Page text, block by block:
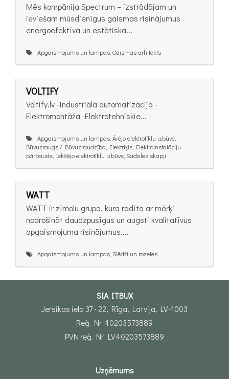
Mēs kompānija Spectrum – izstrādājam un
ieviešam mūsdienīgus gaismas risinājumus
energoefektīva un estētiska...
Apgaismojums un lampas, Gaismas arhitekts
VOLTIFY
Voltify.lv -Industriālā automatizācija -
Elektromontāža -Elektrotehniskie...
Apgaismojums un lampas, Ārējo elektrotīklu izbūve,
Būvuzraugs / Būvuzraudzība, Elektriķis, Elektroinstalāciju
pārbaude, Iekšējo elektrotīklu izbūve, Sadales skapji
WATT
WATT ir zīmolu grupa, kura radīta ar mērķi
nodrošināt daudzpusīgus un augsti kvalitatīvus
apgaismojuma risinājumus....
Apgaismojums un lampas, Slēdži un rozetes
SIA ITBUX
Jersikas iela 37 - 22, Rīga, Latvija, LV-1003
Reģ. Nr. 40203573889
PVN reģ. Nr. LV40203573889
Uzņēmums